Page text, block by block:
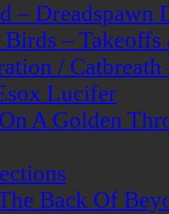
– Dreadspawn
–
/
Lucifer
A Golden
Back Of